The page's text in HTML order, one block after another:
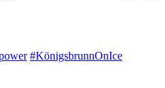
#KönigsbrunnOnIce